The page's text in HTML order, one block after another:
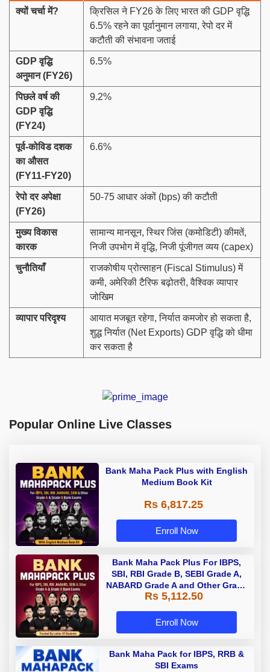
क्यों चर्चा में?
क्रिसिल ने FY26 के लिए भारत की GDP वृद्धि
6.5% रहने का पूर्वानुमान लगाया, रेपो दर में
कटौती की संभावना जताई
GDPवृद्धि
अनुमान (FY26)
6.5%
पिछले वर्ष की
GDPवृद्धि
(FY24)
9.2%
पूर्व-कोविड दशक
का औसत
(FY11-FY20)
6.6%
रेपो दर अपेक्षा
(FY26)
50-75 आधार अंकों (bps) की कटौती
मुख्य विकास
कारक
सामान्य मानसून, स्थिर जिंस (कमोडिटी) कीमतें,
निजी उपभोग में वृद्धि, निजी पूंजीगत व्यय (capex)
चुनौतियाँ
राजकोषीय प्रोत्साहन (Fiscal Stimulus) में
कमी, अमेरिकी टैरिफ बढ़ोतरी, वैश्विक व्यापार
जोखिम
व्यापार परिदृश्य
आयात मजबूत रहेगा, निर्यात कमजोर हो सकता है,
शुद्ध निर्यात (Net Exports) GDP वृद्धि को धीमा
कर सकता है
Popular Online Live Classes
Bank Maha Pack Plus with English
Medium Book Kit
Rs 6,817.25
Enroll Now
Bank Maha Pack Plus For IBPS,
SBI, RBI Grade B, SEBI Grade A,
NABARD Grade A and Other Grade
A & Grade B Bank Exams
Rs 5,112.50
Enroll Now
Bank Maha Pack for IBPS, RRB &
SBI Exams